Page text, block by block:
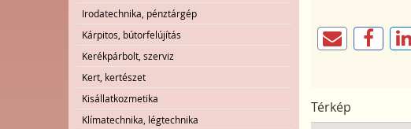
Irodatechnika, pénztárgép
Kárpitos, bútorfelújítás
Kerékpárbolt, szerviz
Kert, kertészet
Kisállatkozmetika
Klímatechnika, légtechnika
Térkép